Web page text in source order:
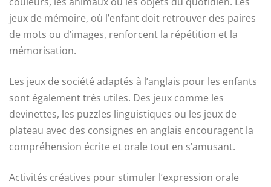
jeux de mémoire, où l’enfant doit retrouver des paires
de mots ou d’images, renforcent la répétition et la
mémorisation.
Les jeux de société adaptés à l’anglais pour les enfants
sont également très utiles. Des jeux comme les
devinettes, les puzzles linguistiques ou les jeux de
plateau avec des consignes en anglais encouragent la
compréhension écrite et orale tout en s’amusant.
Activités créatives pour stimuler l’expression orale